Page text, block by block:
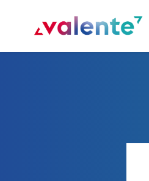
Vereniging Valente